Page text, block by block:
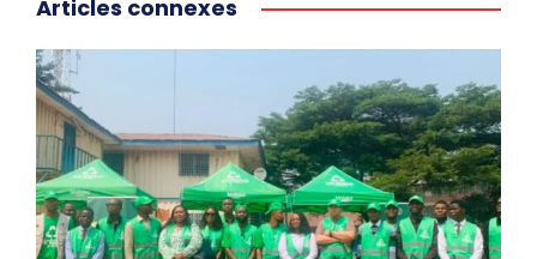
Articles connexes